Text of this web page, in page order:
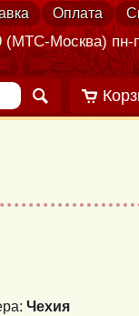
Оплата
Москва) пн-
Чехия